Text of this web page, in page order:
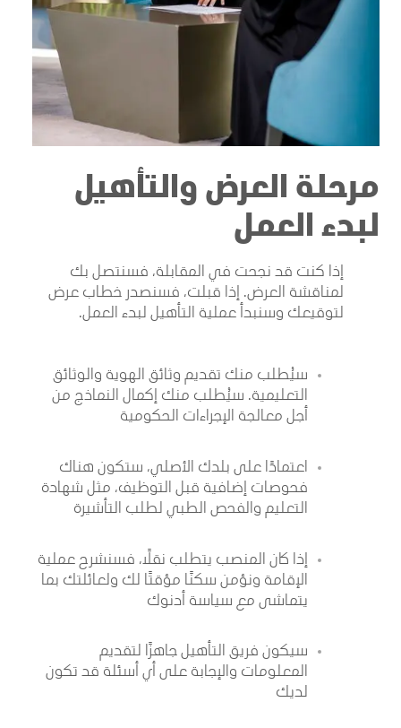
مرحلة العرض والتأهيل
لبدء العمل
إذا كنت قد نجحت في المقابلة، فسنتصل بك
لمناقشة العرض. إذا قبلت، فسنصدر خطاب عرض
لتوقيعك وسنبدأ عملية التأهيل لبدء العمل.
سيُطلب منك تقديم وثائق الهوية والوثائق
التعليمية. سيُطلب منك إكمال النماذج من
أجل معالجة الإجراءات الحكومية
اعتمادًا على بلدك الأصلي، ستكون هناك
فحوصات إضافية قبل التوظيف، مثل شهادة
التعليم والفحص الطبي لطلب التأشيرة
إذا كان المنصب يتطلب نقلًا، فسنشرح عملية
الإقامة ونؤمن سكنًا مؤقتًا لك ولعائلتك بما
يتماشى مع سياسة أدنوك
سيكون فريق التأهيل جاهزًا لتقديم
المعلومات والإجابة على أي أسئلة قد تكون
لديك